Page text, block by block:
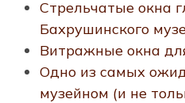
Стрельчатые окна
Бахрушинского
Витражные окна
Одно из самых
музейном (и не